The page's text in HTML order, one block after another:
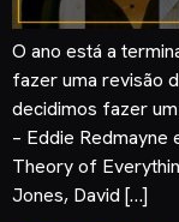
O ano está a
fazer uma revisão
decidimos fazer
– Eddie Redmayne
Theory of
Jones, David […]